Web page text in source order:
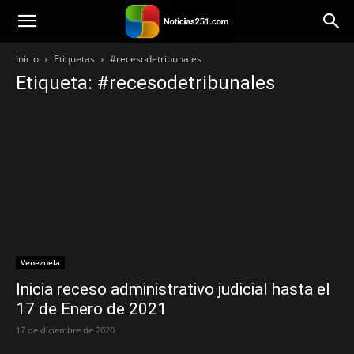
Noticias251
Inicio Etiquetas #recesodetribunales
Etiqueta: #recesodetribunales
Venezuela
Inicia receso administrativo judicial hasta el
17 de Enero de 2021
17 de diciembre de 2020